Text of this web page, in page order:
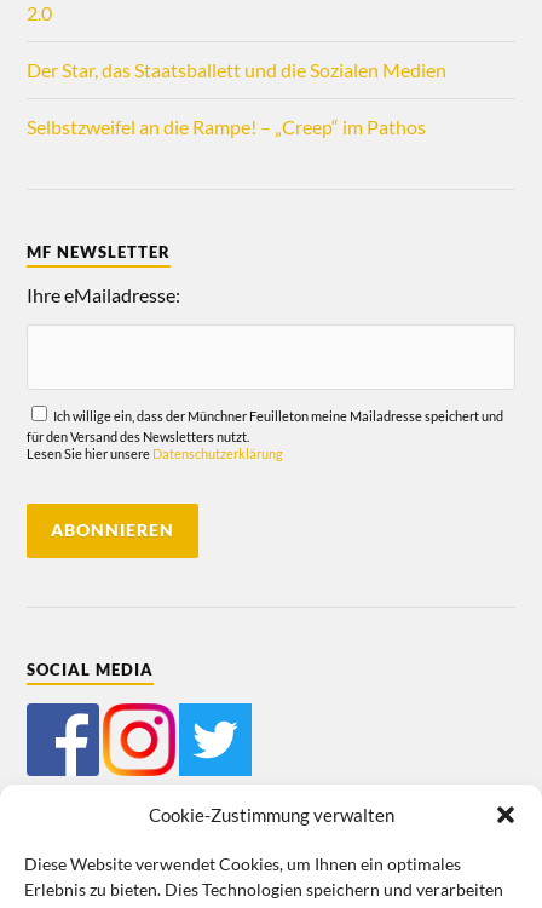
Cookie-Zustimmung verwalten
Diese Website verwendet Cookies, um Ihnen ein optimales
Erlebnis zu bieten. Dies Technologien speichern und verarbeiten
2.0
Der Star, das Staatsballett und die Sozialen Medien
Selbstzweifel an die Rampe! – „Creep“ im Pathos
MF NEWSLETTER
Ihre eMailadresse:
Ich willige ein, dass der Münchner Feuilleton meine Mailadresse speichert und
für den Versand des Newsletters nutzt.
Lesen Sie hier unsere Datenschutzerklärung
SOCIAL MEDIA